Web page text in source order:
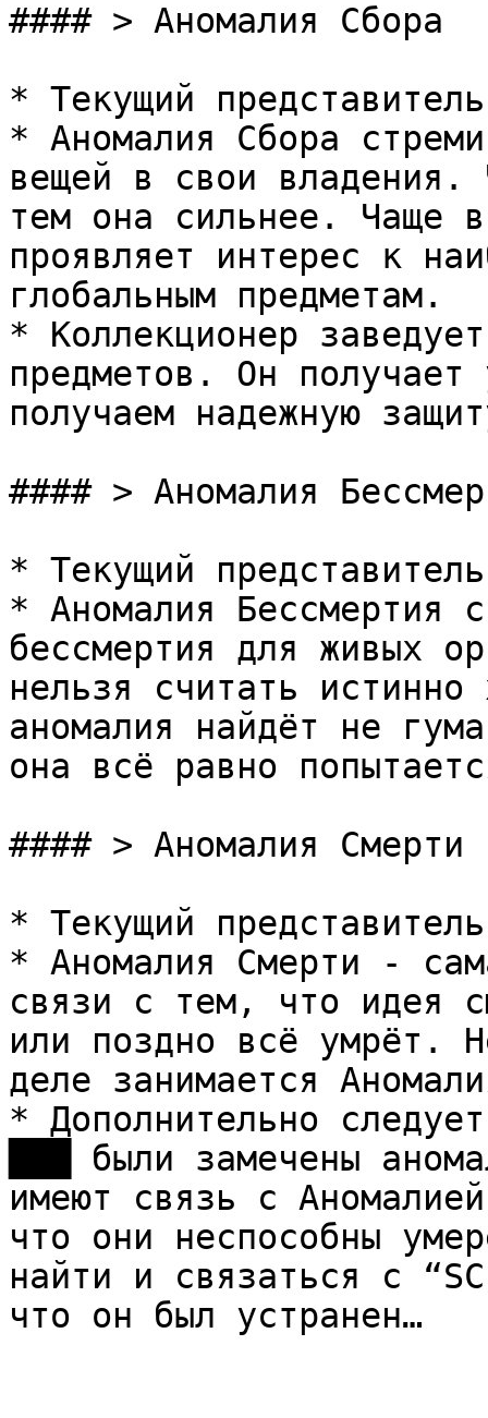
#### > Аномалия Сбора
* Текущий
* Аномалия Сбора
вещей в свои владения.
тем она сильнее. Чаще
проявляет интерес к
глобальным предметам.
* Коллекционер
предметов. Он получает
получаем надежную
#### > Аномалия
* Текущий
* Аномалия Бессмертия
бессмертия для живых
нельзя считать
аномалия найдёт не
она всё равно
#### > Аномалия Смерти
* Текущий
* Аномалия Смерти -
связи с тем, что идея
или поздно всё умрёт.
деле занимается
* Дополнительно
███ были замечены
имеют связь с
что они неспособны
найти и связаться с